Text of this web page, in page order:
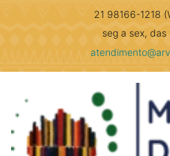
21 98166-1218
seg a sex, das